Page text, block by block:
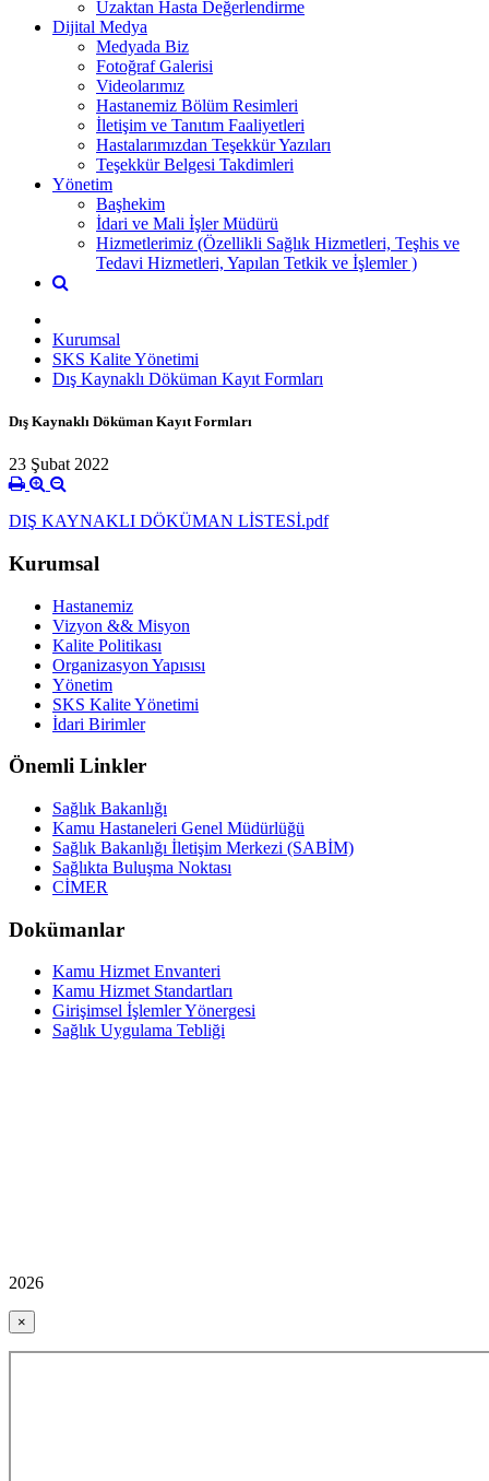
Uzaktan Hasta Değerlendirme
Dijital Medya
Medyada Biz
Fotoğraf Galerisi
Videolarımız
Hastanemiz Bölüm Resimleri
İletişim ve Tanıtım Faaliyetleri
Hastalarımızdan Teşekkür Yazıları
Teşekkür Belgesi Takdimleri
Yönetim
Başhekim
İdari ve Mali İşler Müdürü
Hizmetlerimiz (Özellikli Sağlık Hizmetleri, Teşhis ve
Tedavi Hizmetleri, Yapılan Tetkik ve İşlemler )
Kurumsal
SKS Kalite Yönetimi
Dış Kaynaklı Döküman Kayıt Formları
Dış Kaynaklı Döküman Kayıt Formları
23 Şubat 2022
DIŞ KAYNAKLI DÖKÜMAN LİSTESİ.pdf
Kurumsal
Hastanemiz
Vizyon && Misyon
Kalite Politikası
Organizasyon Yapısısı
Yönetim
SKS Kalite Yönetimi
İdari Birimler
Önemli Linkler
Sağlık Bakanlığı
Kamu Hastaneleri Genel Müdürlüğü
Sağlık Bakanlığı İletişim Merkezi (SABİM)
Sağlıkta Buluşma Noktası
CİMER
Dokümanlar
Kamu Hizmet Envanteri
Kamu Hizmet Standartları
Girişimsel İşlemler Yönergesi
Sağlık Uygulama Tebliği
2026
×